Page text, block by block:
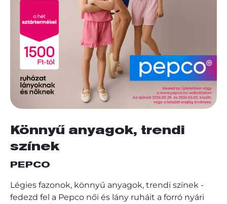
Könnyű anyagok, trendi
színek
PEPCO
Légies fazonok, könnyű anyagok, trendi színek -
fedezd fel a Pepco női és lány ruháit a forró nyári